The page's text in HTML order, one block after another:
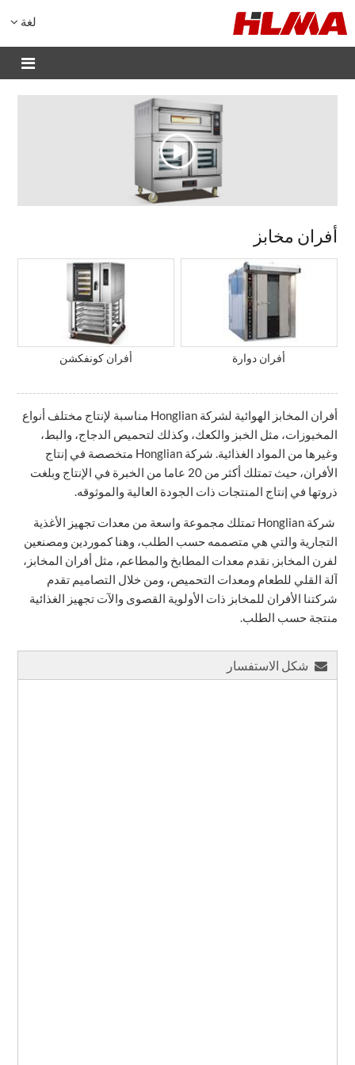
لغة
أفران مخابز
أفران دوارة أفران كونفكشن
أفران المخابز الهوائية لشركة Honglian مناسبة لإنتاج مختلف أنواع
المخبوزات، مثل الخبز والكعك، وكذلك لتحميص الدجاج، والبط،
وغيرها من المواد الغذائية. شركة Honglian متخصصة في إنتاج
الأفران، حيث تمتلك أكثر من 20 عاما من الخبرة في الإنتاج وبلغت
ذروتها في إنتاج المنتجات ذات الجودة العالية والموثوقه.
شركة Honglian تمتلك مجموعة واسعة من معدات تجهيز الأغذية
التجارية والتي هي متصممه حسب الطلب، وهنا كموردين ومصنعين
لفرن المخابز, نقدم معدات المطابخ والمطاعم، مثل أفران المخابز،
آلة القلي للطعام ومعدات التحميص، ومن خلال التصاميم تقدم
شركتنا الأفران للمخابز ذات الأولوية القصوى والآت تجهيز الغذائية
منتجة حسب الطلب.
شكل الاستفسار